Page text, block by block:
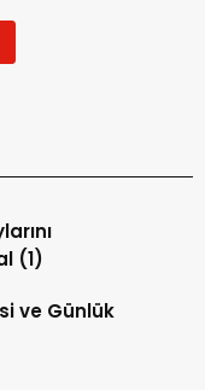
(1)
ve Günlük